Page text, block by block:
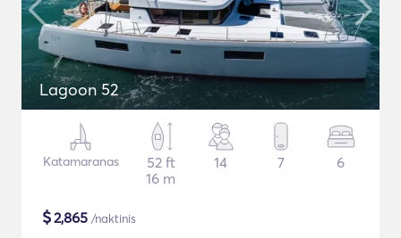
Lagoon 52
Katamaranas
52 ft
16 m
14 7 6
$2,865 /naktinis